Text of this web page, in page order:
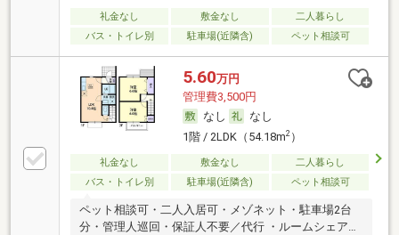
礼金なし 敷金なし
二人暮らし
バス・トイレ別
駐車場(近隣含) ペット相談可
5.60万円
管理費3,500円
なし
なし
1階 / 2LDK（54.18m2）
礼金なし 敷金なし
二人暮らし
バス・トイレ別
駐車場(近隣含) ペット相談可
ペット相談可・二人入居可・メゾネット・駐車場2台
分・管理人巡回・保証人不要／代行 ・ルームシェア